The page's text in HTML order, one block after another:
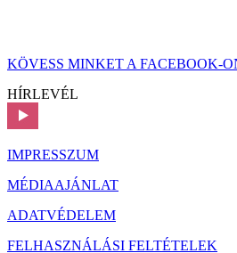
KÖVESS MINKET A FACEBOOK-
HÍRLEVÉL
IMPRESSZUM
MÉDIAAJÁNLAT
ADATVÉDELEM
FELHASZNÁLÁSI FELTÉTELEK